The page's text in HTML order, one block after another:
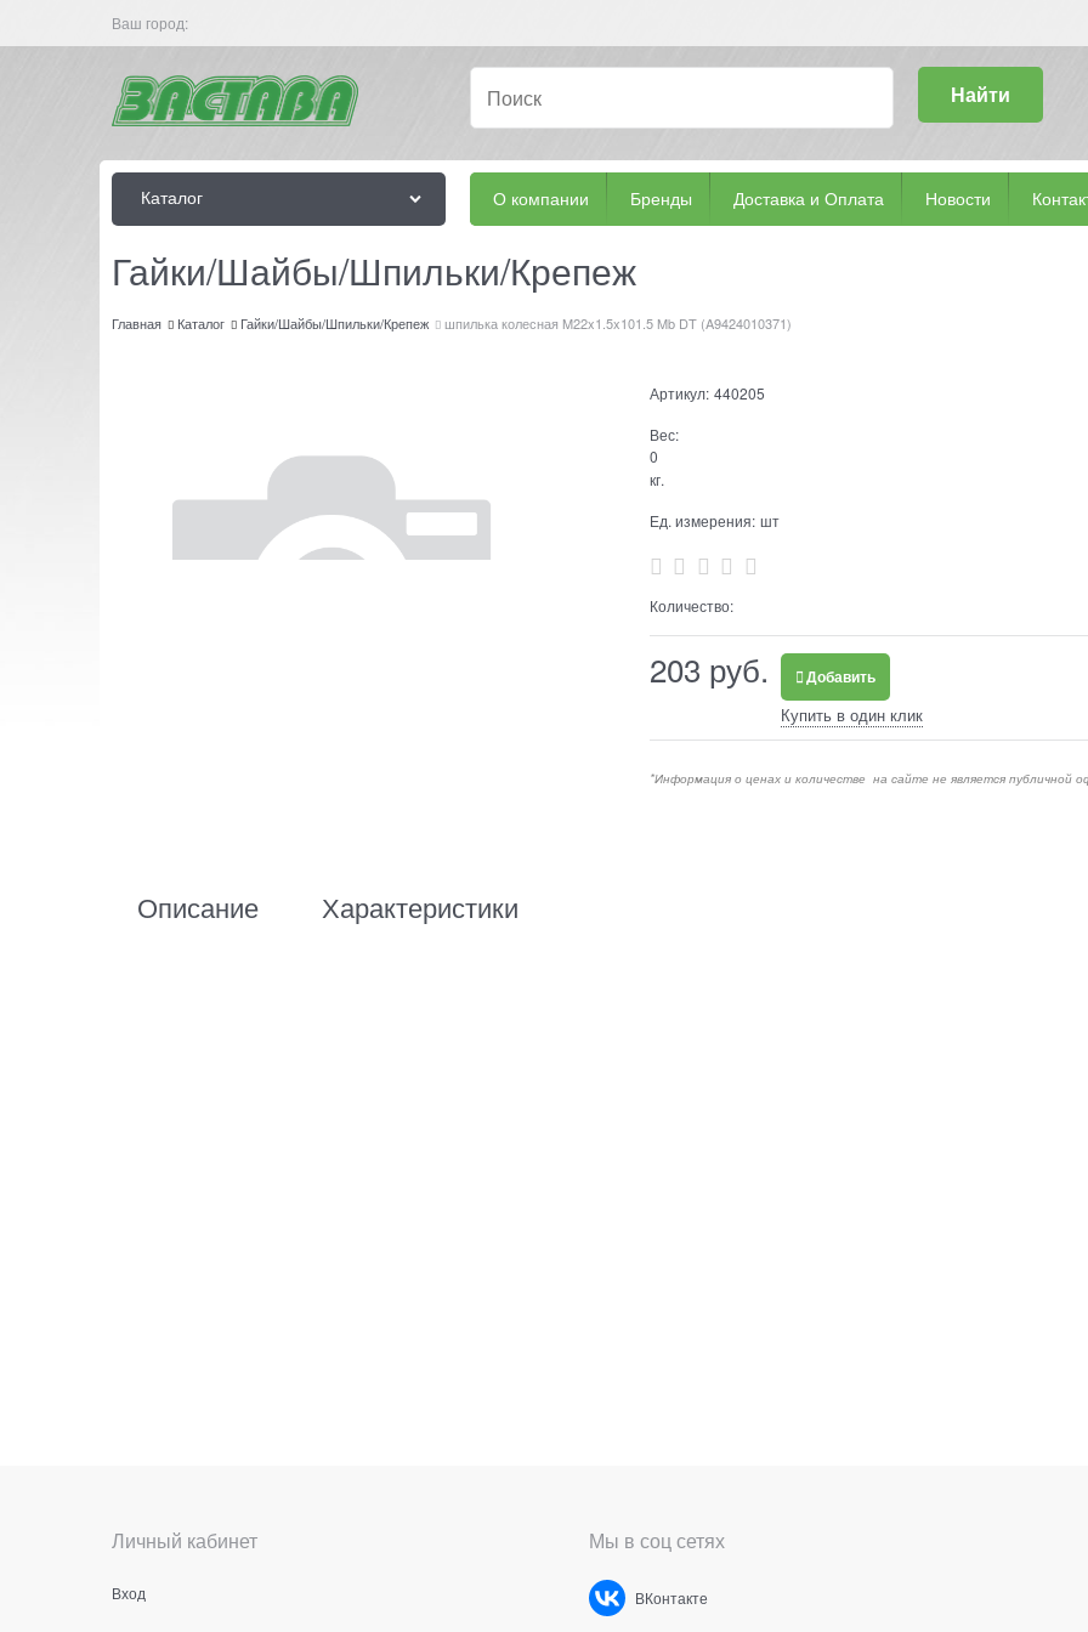
Ваш город:
Найти
Каталог О компании Бренды Доставка и Оплата Новости
Гайки/Шайбы/Шпильки/Крепеж
Главная Каталог Гайки/Шайбы/Шпильки/Крепеж шпилька колесная M22x1.5x101.5 Mb DT (A9424010371)
Артикул: 440205
Вес:
0
кг.
Ед. измерения: шт
Количество:
203 руб. Добавить
Купить в один клик
*Информация о ценах и количестве на сайте не является публичной
Описание Характеристики
Личный кабинет
Вход
Мы в соц сетях
ВКонтакте